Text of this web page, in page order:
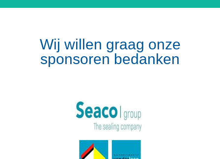
Wij willen graag onze
sponsoren bedanken